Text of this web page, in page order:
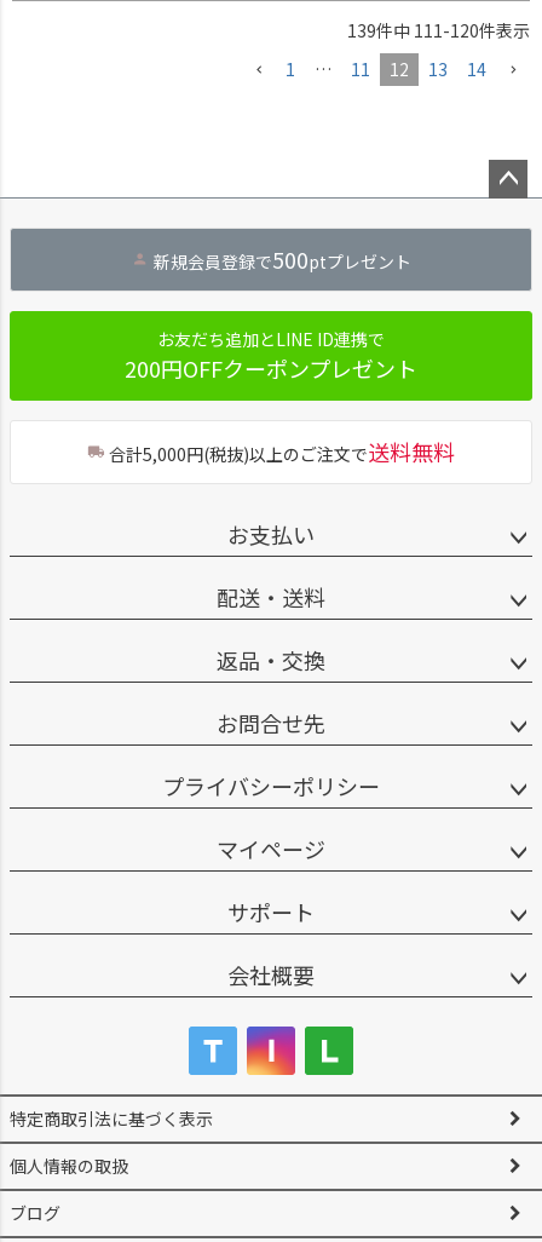
139件中 111-120件表示
1
… 11 12 13 14
ジト
へ
新規会員登録で500ptプレゼント
お友だち追加とLINE ID連携で
200円OFFクーポンプレゼント
合計5,000円(税抜)以上のご注文で送料無料
お支払い
配送・送料
返品・交換
お問合せ先
プライバシーポリシー
マイページ
サポート
会社概要
特定商取引法に基づく表示
個人情報の取扱
ブログ